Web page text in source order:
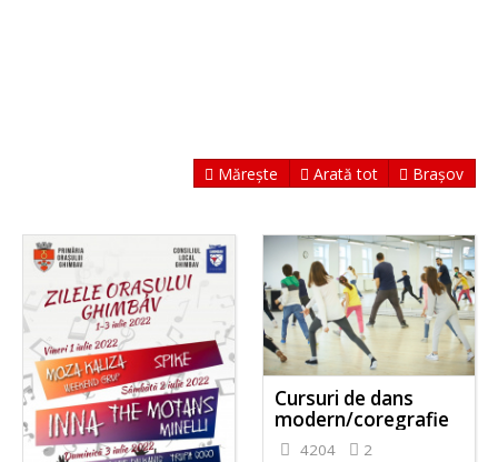
Mărește Arată tot Brașov
Cursuri de dans
modern/coregrafie
4204 2